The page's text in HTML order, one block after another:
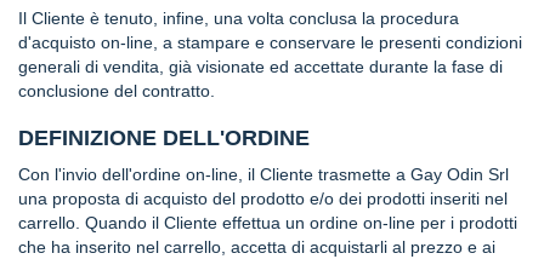
e
s
t
a
a
l
t
t
e
Il Cliente è tenuto, infine, una volta conclusa la procedura
d'acquisto on-line, a stampare e conservare le presenti condizioni
generali di vendita, già visionate ed accettate durante la fase di
conclusione del contratto.
DEFINIZIONE DELL'ORDINE
Con l'invio dell'ordine on-line, il Cliente trasmette a Gay Odin Srl
una proposta di acquisto del prodotto e/o dei prodotti inseriti nel
carrello. Quando il Cliente effettua un ordine on-line per i prodotti
che ha inserito nel carrello, accetta di acquistarli al prezzo e ai